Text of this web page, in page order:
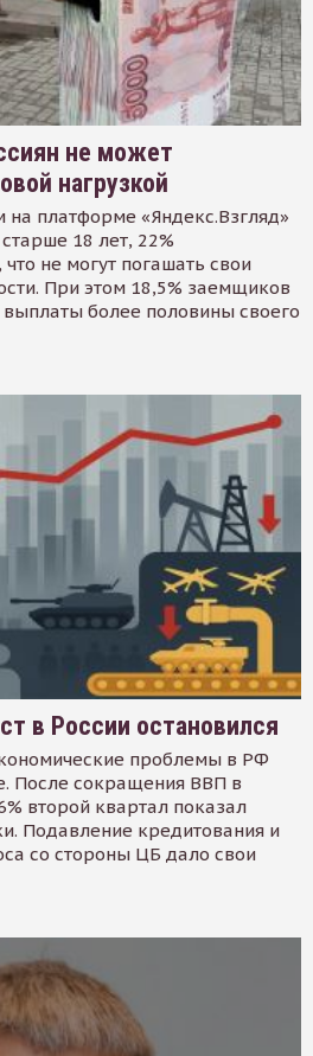
не может
нагрузкой
платформе «Яндекс.Взгляд»
18 лет, 22%
не могут погашать свои
При этом 18,5% заемщиков
более половины своего
в России остановился
проблемы в РФ
После сокращения ВВП в
второй квартал показал
Подавление кредитования и
со стороны ЦБ дало свои